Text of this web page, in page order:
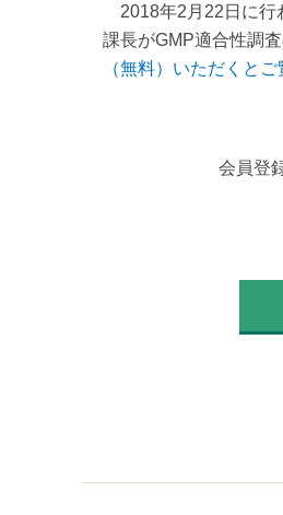
2018年2月22日に行
課長がGMP適合性調
（無料）いただくとご
会員登